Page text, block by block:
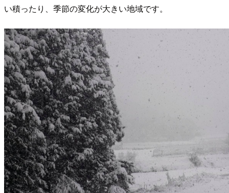
い積ったり、季節の変化が大きい地域です。